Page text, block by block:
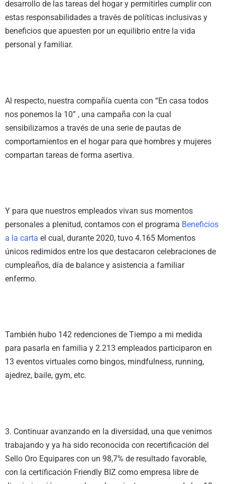
desarrollo de las tareas del hogar y permitirles cumplir con
estas responsabilidades a través de políticas inclusivas y
beneficios que apuesten por un equilibrio entre la vida
personal y familiar.
Al respecto, nuestra compañía cuenta con “En casa todos
nos ponemos la 10” , una campaña con la cual
sensibilizamos a través de una serie de pautas de
comportamientos en el hogar para que hombres y mujeres
compartan tareas de forma asertiva.
Y para que nuestros empleados vivan sus momentos
personales a plenitud, contamos con el programa Beneficios
a la carta el cual, durante 2020, tuvo 4.165 Momentos
únicos redimidos entre los que destacaron celebraciones de
cumpleaños, día de balance y asistencia a familiar
enfermo.
También hubo 142 redenciones de Tiempo a mi medida
para pasarla en familia y 2.213 empleados participaron en
13 eventos virtuales como bingos, mindfulness, running,
ajedrez, baile, gym, etc.
3. Continuar avanzando en la diversidad, una que venimos
trabajando y ya ha sido reconocida con recertificación del
Sello Oro Equipares con un 98,7% de resultado favorable,
con la certificación Friendly BIZ como empresa libre de